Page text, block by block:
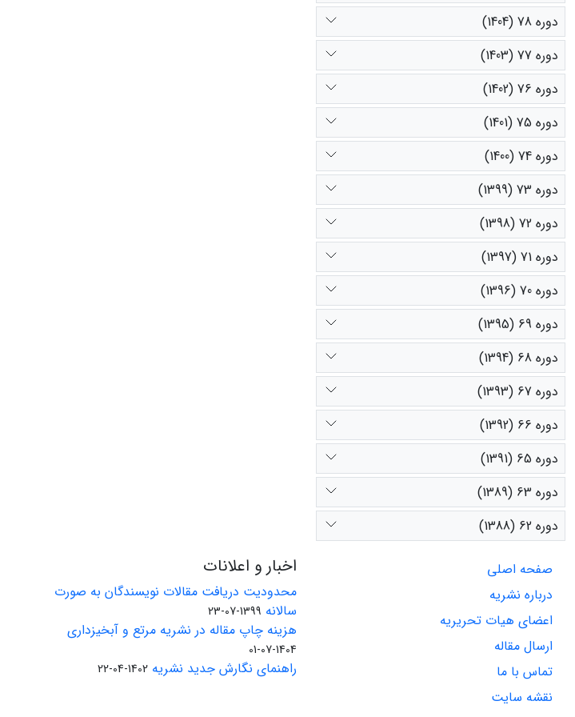
دوره 78 (1404)
دوره 77 (1403)
دوره 76 (1402)
دوره 75 (1401)
دوره 74 (1400)
دوره 73 (1399)
دوره 72 (1398)
دوره 71 (1397)
دوره 70 (1396)
دوره 69 (1395)
دوره 68 (1394)
دوره 67 (1393)
دوره 66 (1392)
دوره 65 (1391)
دوره 63 (1389)
دوره 62 (1388)
صفحه اصلی
درباره نشریه
اعضای هیات تحریریه
ارسال مقاله
تماس با ما
نقشه سایت
اخبار و اعلانات
محدودیت دریافت مقالات نویسندگان به صورت
سالانه 1399-07-23
هزینه چاپ مقاله در نشریه مرتع و آبخیزداری
1404-07-01
راهنمای نگارش جدید نشریه 1402-04-22